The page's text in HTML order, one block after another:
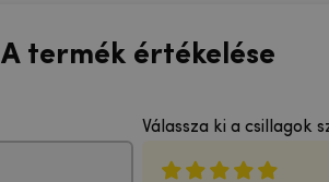
A termék értékelése
Válassza ki a csillagok